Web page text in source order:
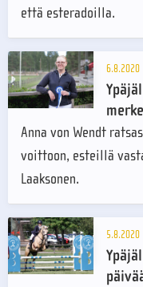
että esteradoilla.
6.8.2020
Anna von Wendt
voittoon, esteillä
Laaksonen.
5.8.2020